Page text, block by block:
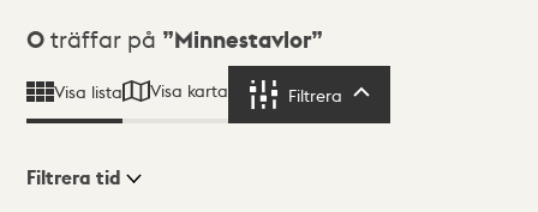
Sökresultat
0 träffar på Minnestavlor
Visa lista Visa karta Filtrera
Filtrera tid